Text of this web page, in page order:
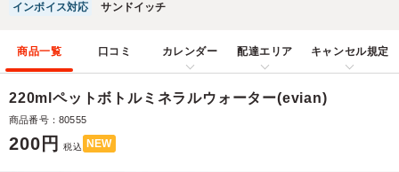
インボイス対応
サンドイッチ
商品一覧 口コミ カレンダー 配達エリア キャンセル規定
220mlペットボトルミネラルウォーター(evian)
商品番号：80555
200円 税込 NEW